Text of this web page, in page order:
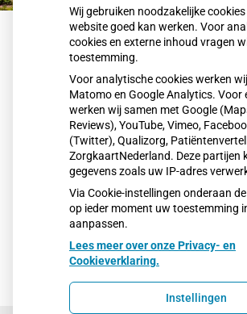
Terug naar overzicht
Samen vitaal ouder
In onze regio werken huisartsen,
welzijnsorganisaties steeds nauwer
gezond en zelfstandig ouder te laten
vertelt huisarts dr. Benthem hoe die
verschil maakt voor de zorg.
Publicatiedatum:13-05-2026
Wij gebruiken noodzakelijke
website goed kan werken. Voor
cookies en externe inhoud vragen
toestemming.
Voor analytische cookies werken
Matomo en Google Analytics. Voor
werken wij samen met Google
Reviews), YouTube, Vimeo,
(Twitter), Qualizorg,
ZorgkaartNederland. Deze partijen
gegevens zoals uw IP-adres
Via Cookie-instellingen onderaan
op ieder moment uw toestemming
aanpassen.
Lees meer over onze Privacy- en
Cookieverklaring.
Instellingen